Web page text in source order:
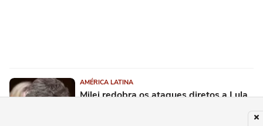
AMÉRICA LATINA
Milei redobra os ataques diretos a Lula